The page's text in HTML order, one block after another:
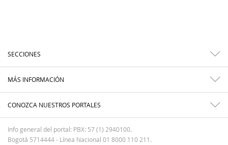
SECCIONES
MÁS INFORMACIÓN
CONOZCA NUESTROS PORTALES
Info general del portal: PBX: 57 (1) 2940100.
Bogotá 5714444 - Línea Nacional 01 8000 110 211.